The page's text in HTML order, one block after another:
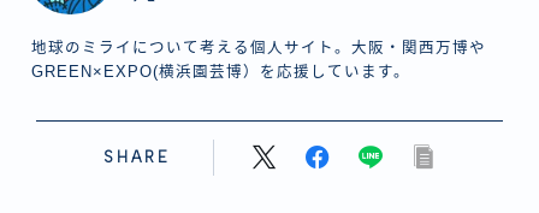
地球のミライについて考える個人サイト。大阪・関西万博や
GREEN×EXPO(横浜園芸博）を応援しています。
SHARE